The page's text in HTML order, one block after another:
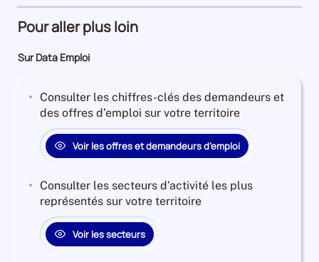
Pour aller plus loin
Sur Data Emploi
Consulter les chiffres-clés des demandeurs et
des offres d’emploi sur votre territoire
Voir les offres et demandeurs d’emploi
Consulter les secteurs d’activité les plus
représentés sur votre territoire
Voir les secteurs